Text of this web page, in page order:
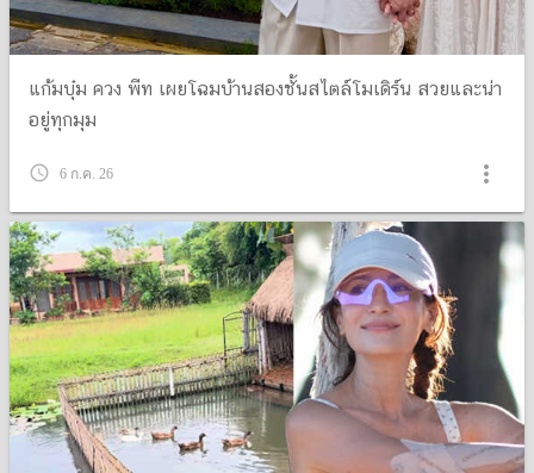
แก้มบุ๋ม ควง พีท เผยโฉมบ้านสองชั้นสไตล์โมเดิร์น สวยและน่า
อยู่ทุกมุม
query_builder 6 ก.ค. 26 more_vert